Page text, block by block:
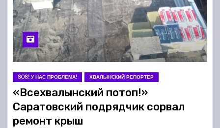
SOS! У НАС ПРОБЛЕМА! ХВАЛЫНСКИЙ РЕПОРТЕР
«Всехвалынский потоп!»
Саратовский подрядчик сорвал
ремонт крыш